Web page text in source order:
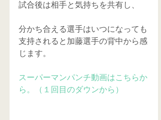
試合後は相手と気持ちを共有し、
分かち合える選手はいつになっても
支持されると加藤選手の背中から感
じます。
スーパーマンパンチ動画はこちらか
ら。（１回目のダウンから）